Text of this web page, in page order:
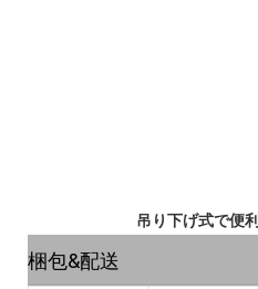
吊り下げ式で便利
梱包&配送